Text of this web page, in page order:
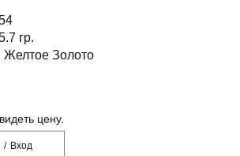
гр.
Желтое Золото
цену.
/ Вход